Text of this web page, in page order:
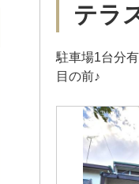
テラ
駐車場1台分
目の前♪